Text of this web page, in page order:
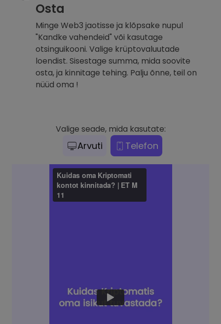
Osta
Minge Web3 jaotisse ja klõpsake nupul
"Kandke vahendeid" või kasutage
otsinguikooni. Valige krüptovaluutade
loendist. Sisestage summa, mida soovite
osta, ja kinnitage tehing. Palju õnne, teil on
nüüd oma !
Valige seade, mida kasutate:
Arvuti Telefon